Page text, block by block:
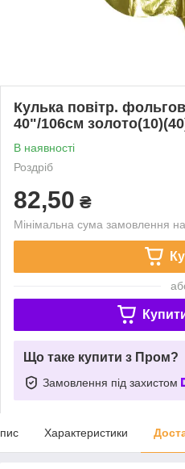
Кулька повітр.
40"/106см
В наявності
Роздріб
82,50 ₴
Мінімальна сума замовлення
Що таке купити з Пром?
Замовлення під захистом
Характеристики